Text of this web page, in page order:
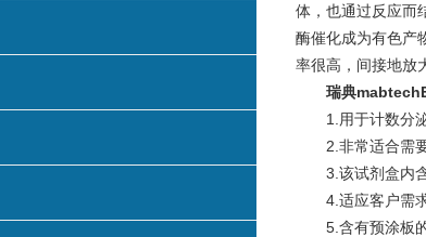
体，也通过反应而
酶催化成为有色产
率很高，间接地放
瑞典
1.用于计数分泌
2.非常适合需要
3.该试剂盒内含
4.适应客户需求
5.含有预涂板的